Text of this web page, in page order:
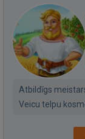
Atbildīgs
Veicu telpu